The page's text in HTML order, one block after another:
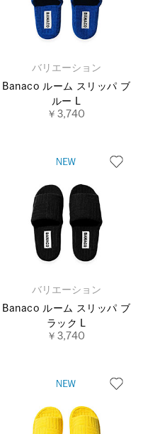
バリエーション
Banaco ルーム スリッパ ブ
ルー L
￥3,740
バリエーション
Banaco ルーム スリッパ ブ
ラック L
￥3,740